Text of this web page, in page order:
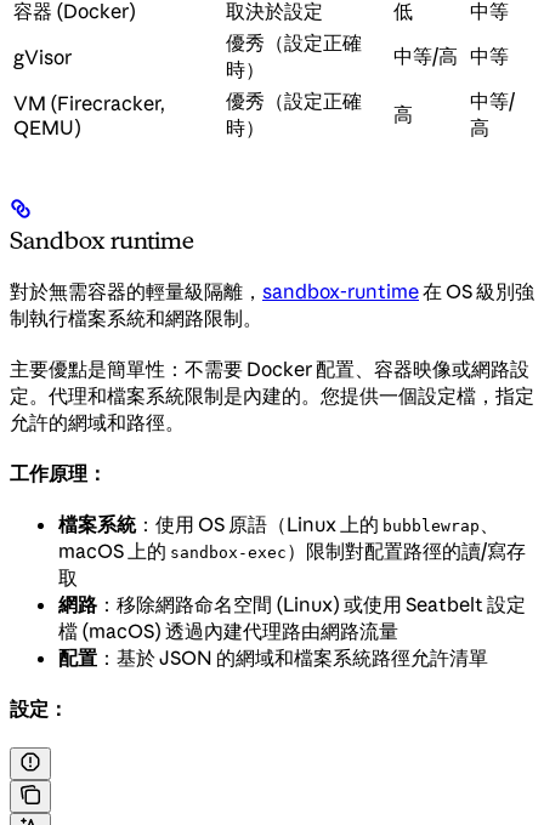
容器 (Docker)
取決於設定 低
中等
gVisor
優秀（設定正確
時）
中等/高 中等
VM (Firecracker,
QEMU)
優秀（設定正確
時）
高
中等/
高
Sandbox runtime
對於無需容器的輕量級隔離， sandbox-runtime在 OS 級別強
制執行檔案系統和網路限制。
主要優點是簡單性：不需要 Docker 配置、容器映像或網路設
定。代理和檔案系統限制是內建的。您提供一個設定檔，指定
允許的網域和路徑。
工作原理：
檔案系統：使用 OS 原語（Linux 上的 bubblewrap 、
macOS 上的 sandbox-exec ）限制對配置路徑的讀/寫存
取
網路 ：移除網路命名空間 (Linux) 或使用 Seatbelt 設定
檔 (macOS) 透過內建代理路由網路流量
配置 ：基於 JSON 的網域和檔案系統路徑允許清單
設定：